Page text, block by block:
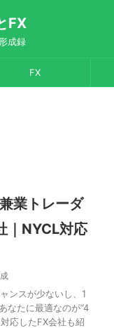
FX
成録
FX
業トレーダ
｜NYCL対応
ンスが少ないし、1
なたに最適なのが“4
応したFX会社も紹